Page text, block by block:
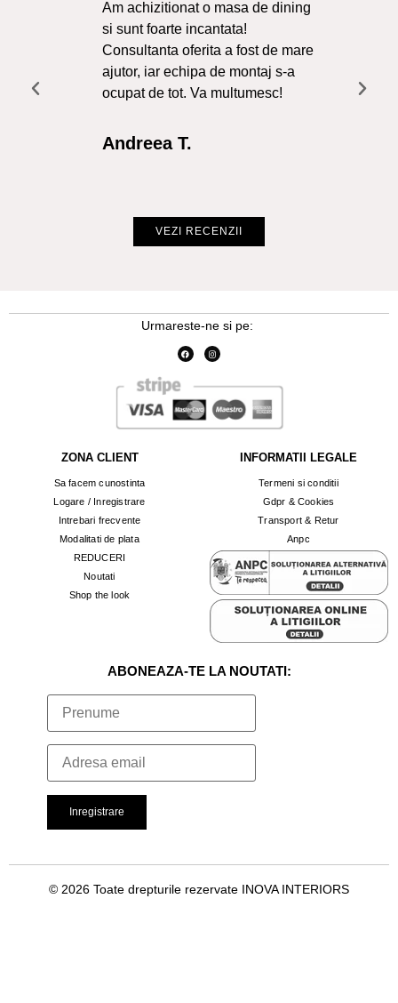
Am achizitionat o masa de dining
si sunt foarte incantata!
Consultanta oferita a fost de mare
ajutor, iar echipa de montaj s-a
ocupat de tot. Va multumesc!
Andreea T.
VEZI RECENZII
Urmareste-ne si pe:
ZONA CLIENT
Sa facem cunostinta
Logare / Inregistrare
Intrebari frecvente
Modalitati de plata
REDUCERI
Noutati
Shop the look
INFORMATII LEGALE
Termeni si conditii
Gdpr & Cookies
Transport & Retur
Anpc
ABONEAZA-TE LA NOUTATI:
© 2026 Toate drepturile rezervate INOVA INTERIORS